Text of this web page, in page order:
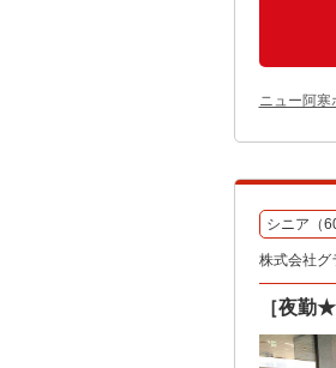
ニュー阿寒
シニア（
株式会社
［夜勤